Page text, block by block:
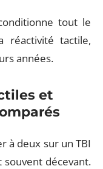
tout le
réactivité tactile,
années.
et
à deux sur un TBI
décevant.